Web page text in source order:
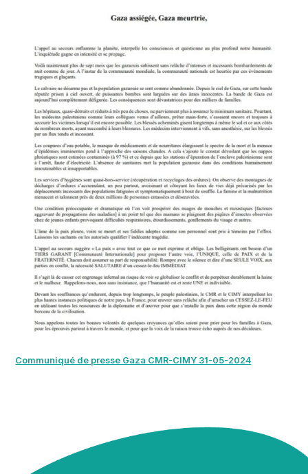
Communiqué de presse Gaza CMR-CIMY 31-05-2024